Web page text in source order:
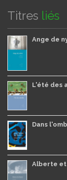
Titres liés
Ange de
L'été des
Dans
Alberte